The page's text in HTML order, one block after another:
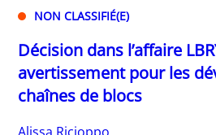
NON CLASSIFIÉ(E)
Décision dans l’affaire
avertissement pour les
chaînes de blocs